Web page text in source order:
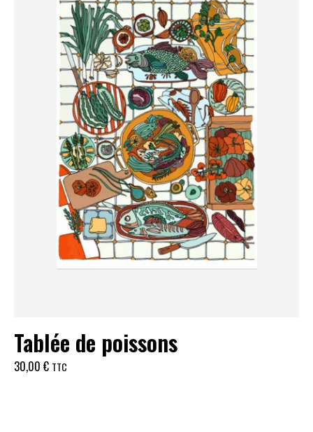
Tablée de poissons
30,00 € TTC